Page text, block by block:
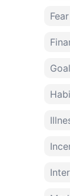
Fear